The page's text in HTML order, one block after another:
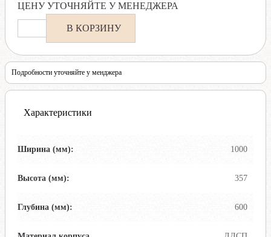
ЦЕНУ УТОЧНЯЙТЕ У МЕНЕДЖЕРА
В КОРЗИНУ
Подробности уточняйте у менджера
Характеристики
Ширина (мм): 1000
Высота (мм): 357
Глубина (мм): 600